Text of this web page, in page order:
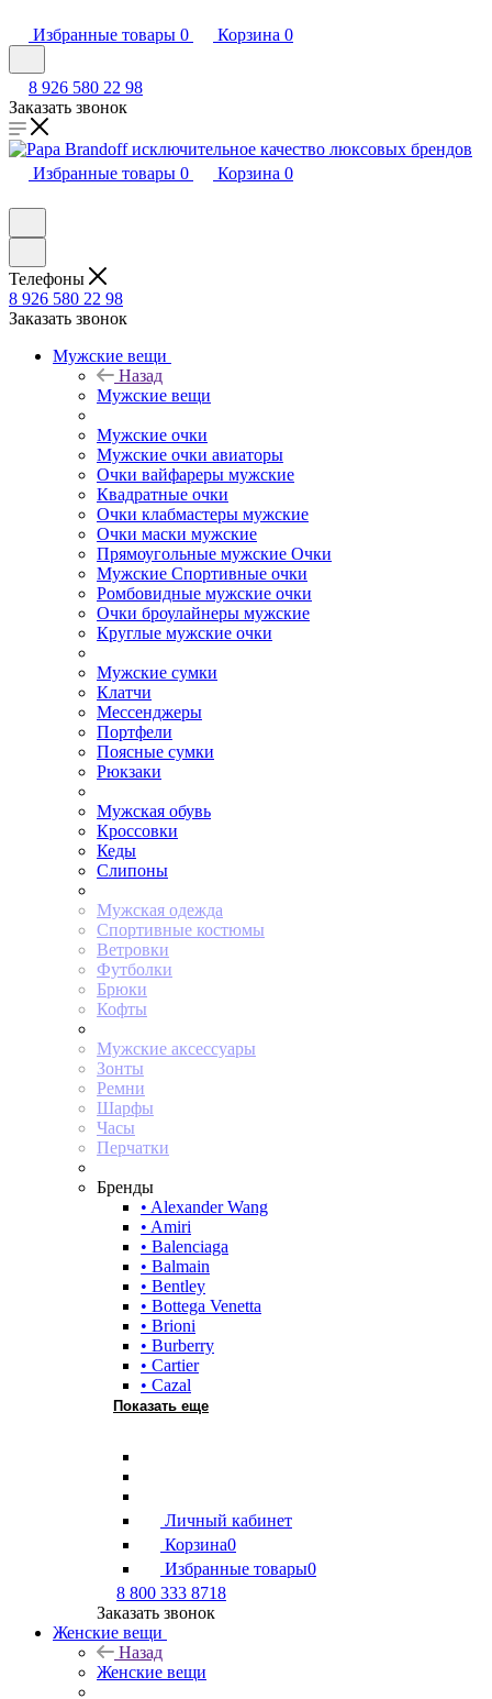
Избранные товары 0 Корзина 0
8 926 580 22 98
Заказать звонок
Избранные товары 0 Корзина 0
Телефоны
8 926 580 22 98
Заказать звонок
Мужские вещи
Назад
Мужские вещи
Мужские очки
Мужские очки авиаторы
Очки вайфареры мужские
Квадратные очки
Очки клабмастеры мужские
Очки маски мужские
Прямоугольные мужские Очки
Мужские Спортивные очки
Ромбовидные мужские очки
Очки броулайнеры мужские
Круглые мужские очки
Мужские сумки
Клатчи
Мессенджеры
Портфели
Поясные сумки
Рюкзаки
Мужская обувь
Кроссовки
Кеды
Слипоны
Мужская одежда
Спортивные костюмы
Ветровки
Футболки
Брюки
Кофты
Мужские аксессуары
Зонты
Ремни
Шарфы
Часы
Перчатки
Бренды
• Alexander Wang
• Amiri
• Balenciaga
• Balmain
• Bentley
• Bottega Venetta
• Brioni
• Burberry
• Cartier
• Cazal
Показать еще
Личный кабинет
Корзина0
Избранные товары0
8 800 333 8718
Заказать звонок
Женские вещи
Назад
Женские вещи